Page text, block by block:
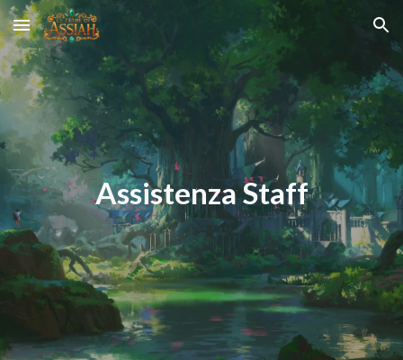
Skip to main content Skip to navigation
Assistenza Staff